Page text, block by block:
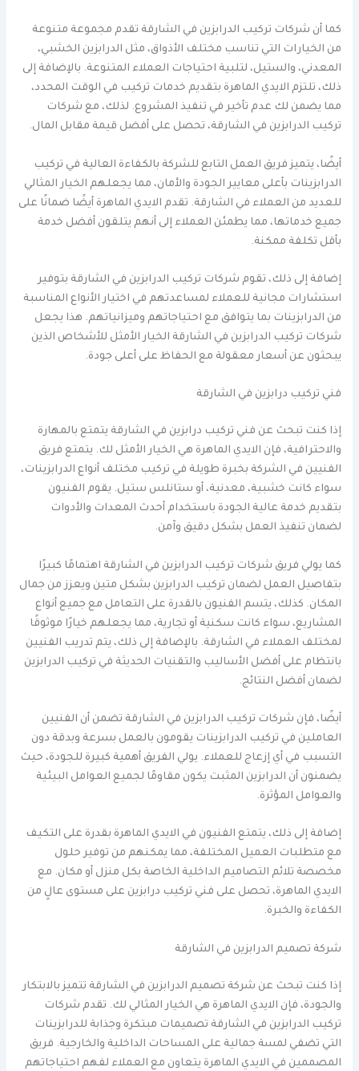
كما أن شركات تركيب الدرابزين في الشارقة تقدم مجموعة متنوعة
من الخيارات التي تناسب مختلف الأذواق، مثل الدرابزين الخشبي،
المعدني، والستيل، لتلبية احتياجات العملاء المتنوعة. بالإضافة إلى
ذلك، تلتزم الايدي الماهرة بتقديم خدمات تركيب في الوقت المحدد،
مما يضمن لك عدم تأخير في تنفيذ المشروع. لذلك، مع شركات
تركيب الدرابزين في الشارقة، تحصل على أفضل قيمة مقابل المال.
أيضًا، يتميز فريق العمل التابع للشركة بالكفاءة العالية في تركيب
الدرابزينات بأعلى معايير الجودة والأمان، مما يجعلهم الخيار المثالي
للعديد من العملاء في الشارقة. تقدم الايدي الماهرة أيضًا ضمانًا على
جميع خدماتها، مما يطمئن العملاء إلى أنهم يتلقون أفضل خدمة
بأقل تكلفة ممكنة.
إضافة إلى ذلك، تقوم شركات تركيب الدرابزين في الشارقة بتوفير
استشارات مجانية للعملاء لمساعدتهم في اختيار الأنواع المناسبة
من الدرابزينات بما يتوافق مع احتياجاتهم وميزانياتهم. هذا يجعل
شركات تركيب الدرابزين في الشارقة الخيار الأمثل للأشخاص الذين
يبحثون عن أسعار معقولة مع الحفاظ على أعلى جودة.
فني تركيب درابزين في الشارقة
إذا كنت تبحث عن فني تركيب درابزين في الشارقة يتمتع بالمهارة
والاحترافية، فإن الايدي الماهرة هي الخيار الأمثل لك. يتمتع فريق
الفنيين في الشركة بخبرة طويلة في تركيب مختلف أنواع الدرابزينات،
سواء كانت خشبية، معدنية، أو ستانلس ستيل. يقوم الفنيون
بتقديم خدمة عالية الجودة باستخدام أحدث المعدات والأدوات
لضمان تنفيذ العمل بشكل دقيق وآمن.
كما يولي فريق شركات تركيب الدرابزين في الشارقة اهتمامًا كبيرًا
بتفاصيل العمل لضمان تركيب الدرابزين بشكل متين ويعزز من جمال
المكان. كذلك، يتسم الفنيون بالقدرة على التعامل مع جميع أنواع
المشاريع، سواء كانت سكنية أو تجارية، مما يجعلهم خيارًا موثوقًا
لمختلف العملاء في الشارقة. بالإضافة إلى ذلك، يتم تدريب الفنيين
بانتظام على أفضل الأساليب والتقنيات الحديثة في تركيب الدرابزين
لضمان أفضل النتائج.
أيضًا، فإن شركات تركيب الدرابزين في الشارقة تضمن أن الفنيين
العاملين في تركيب الدرابزينات يقومون بالعمل بسرعة وبدقة دون
التسبب في أي إزعاج للعملاء. يولي الفريق أهمية كبيرة للجودة، حيث
يضمنون أن الدرابزين المثبت يكون مقاومًا لجميع العوامل البيئية
والعوامل المؤثرة.
إضافة إلى ذلك، يتمتع الفنيون في الايدي الماهرة بقدرة على التكيف
مع متطلبات العميل المختلفة، مما يمكنهم من توفير حلول
مخصصة تلائم التصاميم الداخلية الخاصة بكل منزل أو مكان. مع
الايدي الماهرة، تحصل على فني تركيب درابزين على مستوى عالٍ من
الكفاءة والخبرة.
شركة تصميم الدرابزين في الشارقة
إذا كنت تبحث عن شركة تصميم الدرابزين في الشارقة تتميز بالابتكار
والجودة، فإن الايدي الماهرة هي الخيار المثالي لك. تقدم شركات
تركيب الدرابزين في الشارقة تصميمات مبتكرة وجذابة للدرابزينات
التي تضفي لمسة جمالية على المساحات الداخلية والخارجية. فريق
المصممين في الايدي الماهرة يتعاون مع العملاء لفهم احتياجاتهم